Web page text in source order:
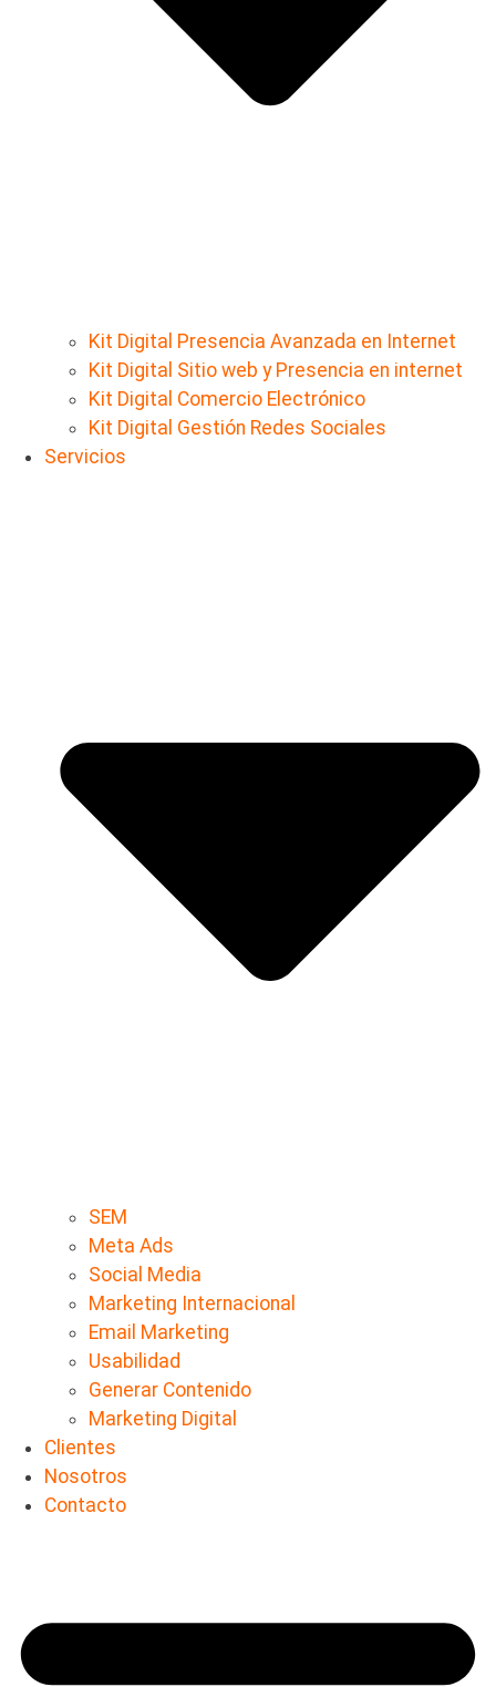
Kit Digital Presencia Avanzada en Internet
Kit Digital Sitio web y Presencia en internet
Kit Digital Comercio Electrónico
Kit Digital Gestión Redes Sociales
Servicios
SEM
Meta Ads
Social Media
Marketing Internacional
Email Marketing
Usabilidad
Generar Contenido
Marketing Digital
Clientes
Nosotros
Contacto